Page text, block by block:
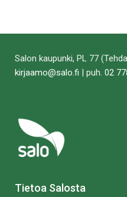
Salon kaupunki, PL 77
kirjaamo@salo.fi | puh. 02
Tietoa Salosta